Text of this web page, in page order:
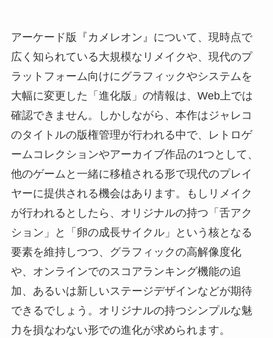
アーケード版『カメレオン』について、現時点で
広く知られている大規模なリメイクや、現代のプ
ラットフォーム向けにグラフィックやシステムを
大幅に変更した「進化版」の情報は、Web上では
確認できません。しかしながら、本作はジャレコ
のタイトルの版権管理が行われる中で、レトロゲ
ームコレクションやアーカイブ作品の1つとして、
他のゲームと一緒に移植される形で現代のプレイ
ヤーに提供される機会はあります。もしリメイク
が行われるとしたら、オリジナルの持つ「舌アク
ション」と「卵の成長サイクル」という核となる
要素を維持しつつ、グラフィックの高解像度化
や、オンラインでのスコアランキング機能の追
加、あるいは新しいステージデザインなどが期待
できるでしょう。オリジナルの持つシンプルな魅
力を損なわない形での進化が求められます。